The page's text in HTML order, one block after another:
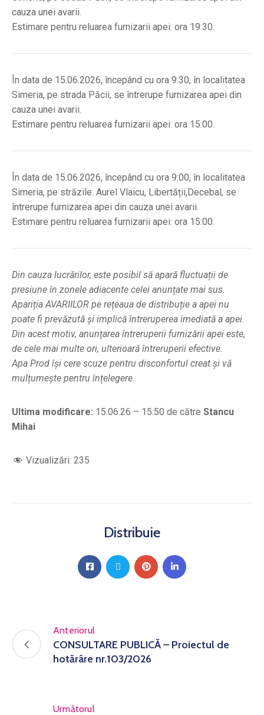
cauza unei avarii.
Estimare pentru reluarea furnizarii apei: ora 19:30.
În data de 15.06.2026, începând cu ora 9:30, în localitatea
Simeria, pe strada Păcii, se întrerupe furnizarea apei din
cauza unei avarii.
Estimare pentru reluarea furnizarii apei: ora 15:00.
În data de 15.06.2026, începând cu ora 9:00, în localitatea
Simeria, pe străzile: Aurel Vlaicu, Libertății,Decebal, se
întrerupe furnizarea apei din cauza unei avarii.
Estimare pentru reluarea furnizarii apei: ora 15:00.
Din cauza lucrărilor, este posibil să apară fluctuații de
presiune în zonele adiacente celei anunțate mai sus.
Apariția AVARIILOR pe rețeaua de distribuție a apei nu
poate fi prevăzută și implică întreruperea imediată a apei.
Din acest motiv, anunțarea întreruperii furnizării apei este,
de cele mai multe ori, ulterioară întreruperii efective.
Apa Prod își cere scuze pentru disconfortul creat și vă
mulțumește pentru înțelegere.
Ultima modificare: 15.06.26 – 15:50 de către Stancu
Mihai
Vizualizări: 235
Distribuie
Anteriorul
CONSULTARE PUBLICĂ – Proiectul de
hotărâre nr.103/2026
Următorul